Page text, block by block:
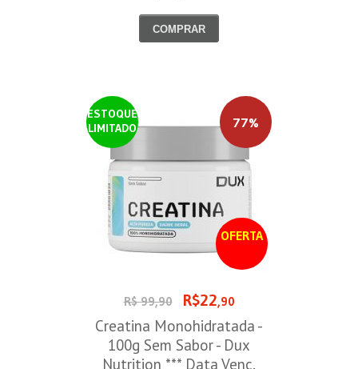
COMPRAR
ESTOQUE
LIMITADO
OFERTA
77%
R$ 99,90 R$22,90
Creatina Monohidratada -
100g Sem Sabor - Dux
Nutrition *** Data Venc.